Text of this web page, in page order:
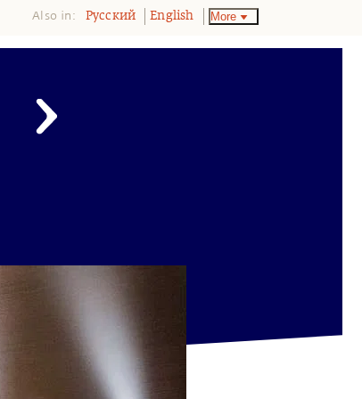
Also in: Pусский English More